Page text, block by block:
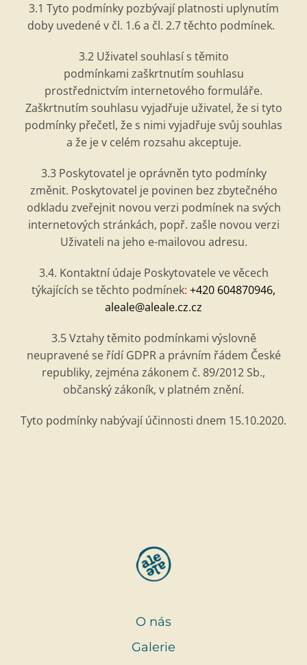
3.1 Tyto podmínky pozbývají platnosti uplynutím
doby uvedenév čl. 1.6 a čl. 2.7 těchto podmínek.
3.2 Uživatel souhlasí s těmito
podmínkami zaškrtnutím souhlasu
prostřednictvím internetového formuláře.
Zaškrtnutím souhlasu vyjadřuje uživatel, že si tyto
podmínky přečetl, že s nimi vyjadřuje svůj souhlas
a že je v celém rozsahu akceptuje.
3.3 Poskytovatel je oprávněn tyto podmínky
změnit. Poskytovatel je povinen bez zbytečného
odkladu zveřejnit novou verzi podmínek na svých
internetových stránkách, popř. zašle novou verzi
Uživateli na jeho e-mailovou adresu.
3.4. Kontaktní údaje Poskytovatele ve věcech
týkajících se těchto podmínek: +420 604870946,
aleale@aleale.cz.cz
3.5 Vztahy těmito podmínkami výslovně
neupravené se řídí GDPR a právním řádem České
republiky, zejména zákonem č. 89/2012 Sb.,
občanský zákoník, v platném znění.
Tyto podmínky nabývají účinnosti dnem 15.10.2020.
O nás
Galerie